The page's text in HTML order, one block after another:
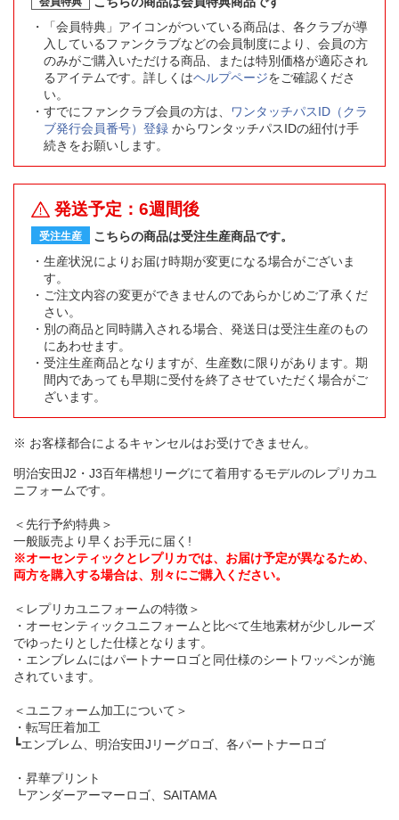
「会員特典」アイコンがついている商品は、各クラブが導
入しているファンクラブなどの会員制度により、会員の方
のみがご購入いただける商品、または特別価格が適応され
るアイテムです。詳しくはヘルプページをご確認くださ
い。
すでにファンクラブ会員の方は、
ワンタッチパスID（クラ
ブ発行会員番号）登録 からワンタッチパスIDの紐付け手
続きをお願いします。
発送予定：6週間後
受注生産
こちらの商品は受注生産商品です。
生産状況によりお届け時期が変更になる場合がございま
す。
ご注文内容の変更ができませんのであらかじめご了承くだ
さい。
別の商品と同時購入される場合、発送日は受注生産のもの
にあわせます。
受注生産商品となりますが、生産数に限りがあります。期
間内であっても早期に受付を終了させていただく場合がご
ざいます。
※ お客様都合によるキャンセルはお受けできません。
明治安田J2・J3百年構想リーグにて着用するモデルのレプリカユ
ニフォームです。
＜先行予約特典＞
一般販売より早くお手元に届く!
※オーセンティックとレプリカでは、お届け予定が異なるため、
両方を購入する場合は、別々にご購入ください。
＜レプリカユニフォームの特徴＞
・オーセンティックユニフォームと比べて生地素材が少しルーズ
でゆったりとした仕様となります。
・エンブレムにはパートナーロゴと同仕様のシートワッペンが施
されています。
＜ユニフォーム加工について＞
・転写圧着加工
┗エンブレム、明治安田Jリーグロゴ、各パートナーロゴ
・昇華プリント
┗アンダーアーマーロゴ、SAITAMA